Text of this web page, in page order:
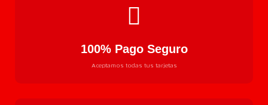
100% Pago Seguro
Aceptamos todas tus tarjetas